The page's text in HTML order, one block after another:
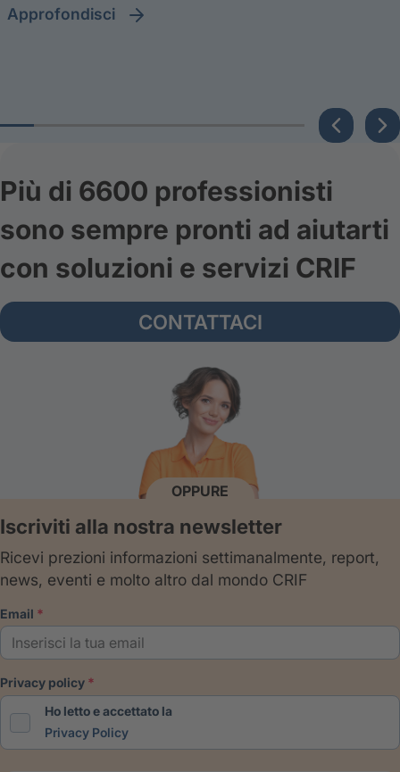
approfondisci
Più di 6600 professionisti
sono sempre pronti ad aiutarti
con soluzioni e servizi CRIF
CONTATTACI
OPPURE
Iscriviti alla nostra newsletter
Ricevi prezioni informazioni settimanalmente, report,
news, eventi e molto altro dal mondo CRIF
email
privacy policy
Ho letto e accettato la
Privacy Policy